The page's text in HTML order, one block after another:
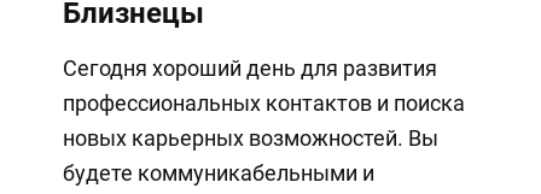
Близнецы
Сегодня хороший день для развития
профессиональных контактов и поиска
новых карьерных возможностей. Вы
будете коммуникабельными и